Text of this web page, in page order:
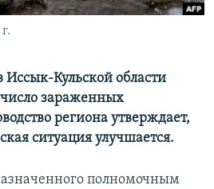
Иссык-Кульской области
зараженных
региона утверждает,
ситуация улучшается.
полномочным